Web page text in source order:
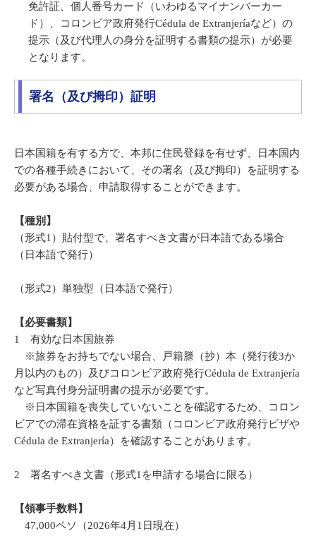
免許証、個人番号カード（いわゆるマイナンバーカー
ド）、コロンビア政府発行Cédula de Extranjeríaなど）の
提示（及び代理人の身分を証明する書類の提示）が必要
となります。
署名（及び拇印）証明
日本国籍を有する方で、本邦に住民登録を有せず、日本国内
での各種手続きにおいて、その署名（及び拇印）を証明する
必要がある場合、申請取得することができます。
【種別】
（形式1）貼付型で、署名すべき文書が日本語である場合
（日本語で発行）
（形式2）単独型（日本語で発行）
【必要書類】
1 有効な日本国旅券
※旅券をお持ちでない場合、戸籍謄（抄）本（発行後3か
月以内のもの）及びコロンビア政府発行Cédula de Extranjería
など写真付身分証明書の提示が必要です。
※日本国籍を喪失していないことを確認するため、コロン
ビアでの滞在資格を証する書類（コロンビア政府発行ビザや
Cédula de Extranjería）を確認することがあります。
2 署名すべき文書（形式1を申請する場合に限る）
【領事手数料】
47,000ペソ（2026年4月1日現在）